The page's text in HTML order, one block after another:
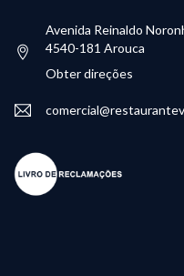
Avenida Reinaldo
4540-181 Arouca
Obter direções